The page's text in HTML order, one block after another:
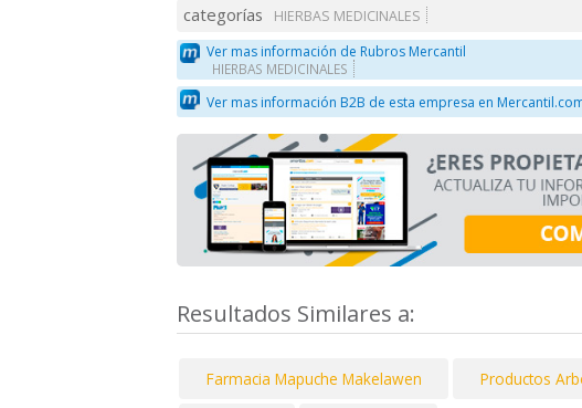
categorías
HIERBAS MEDICINALES
Ver mas información de Rubros Mercantil
HIERBAS MEDICINALES
Ver mas información B2B de esta empresa en
Resultados Similares a:
Farmacia Mapuche Makelawen Productos